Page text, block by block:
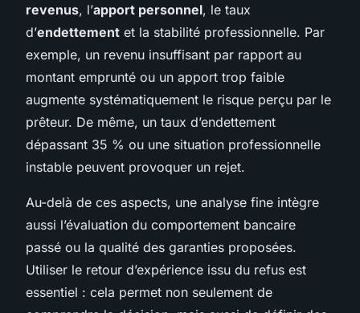
revenus, l’apport personnel, le taux
d’endettement et la stabilité professionnelle. Par
exemple, un revenu insuffisant par rapport au
montant emprunté ou un apport trop faible
augmente systématiquement le risque perçu par le
prêteur. De même, un taux d’endettement
dépassant 35 % ou une situation professionnelle
instable peuvent provoquer un rejet.
Au-delà de ces aspects, une analyse fine intègre
aussi l’évaluation du comportement bancaire
passé ou la qualité des garanties proposées.
Utiliser le retour d’expérience issu du refus est
essentiel : cela permet non seulement de